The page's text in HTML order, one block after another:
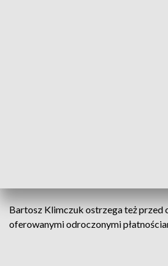
Bartosz Klimczuk ostrzega też przed
oferowanymi odroczonymi